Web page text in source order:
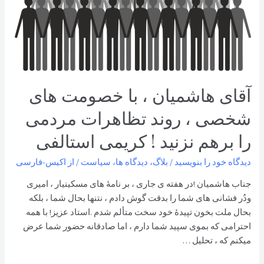
آقای هاشمیان ، با خصومت های
شخصی ، روند تظاهرات مردمی
را برهم نزنید ! کریمی استالفی
دیدگاه‌ خود را بنویسید / بلاگ، دیدگاه ها، سیاست / از اکیس-فارسی
جناب هاشمیان !در هفته ی جاری ، بر نامۀ های مسکینیار ، امیری
ودُر فشانی های شما را بدقت گوش دادم ، نتنها بحال شما ، بلکه
بحال ملت بخون تپیدۀ خود سخت متألم شدم .استاد عزیز! با همه
احترامی که بموی سپید شما دارم ، اما صادقانه حضور شما عرض
میکنم که ، تحلیل …